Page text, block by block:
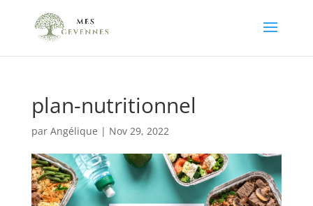
plan-nutritionnel
par Angélique | Nov 29, 2022